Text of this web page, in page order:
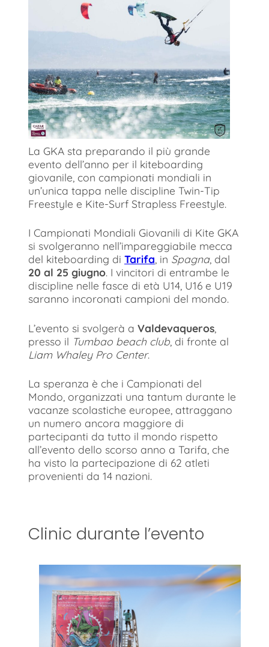
La GKA sta preparando il più grande
evento dell’anno per il kiteboarding
giovanile, con campionati mondiali in
un’unica tappa nelle discipline Twin-Tip
Freestyle e Kite-Surf Strapless Freestyle.
I Campionati Mondiali Giovanili di Kite GKA
si svolgeranno nell’impareggiabile mecca
del kiteboarding di Tarifa , in Spagna, dal
20 al 25 giugno. I vincitori di entrambe le
discipline nelle fasce di età U14, U16 e U19
saranno incoronati campioni del mondo.
L’evento si svolgerà a Valdevaqueros
presso il Tumbao beach club , di fronte al
Liam Whaley Pro Center.
La speranza è che i Campionati del
Mondo, organizzati una tantum durante le
vacanze scolastiche europee, attraggano
un numero ancora maggiore di
partecipanti da tutto il mondo rispetto
all’evento dello scorso anno a Tarifa, che
ha visto la partecipazione di 62 atleti
provenienti da 14 nazioni.
Clinic durante l’evento